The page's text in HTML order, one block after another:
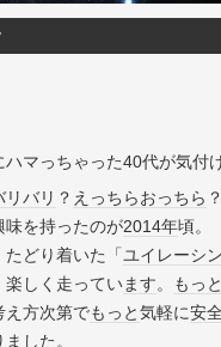
マっちゃった40代が気付
リバリ ？ えっちらおっちら
味を持ったのが2014年頃。
たどり着いた「ユイ レーシ
楽しく走っています。 もっと
え方次第でもっと気軽に安全
した。